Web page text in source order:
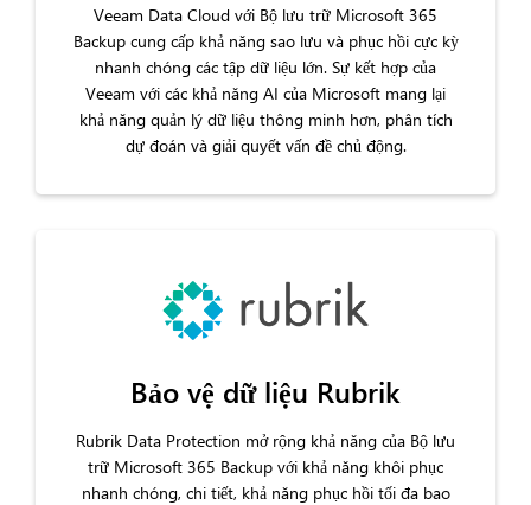
Veeam Data Cloud với Bộ lưu trữ Microsoft 365
Backup cung cấp khả năng sao lưu và phục hồi cực kỳ
nhanh chóng các tập dữ liệu lớn. Sự kết hợp của
Veeam với các khả năng AI của Microsoft mang lại
khả năng quản lý dữ liệu thông minh hơn, phân tích
dự đoán và giải quyết vấn đề chủ động.
Bảo vệ dữ liệu Rubrik
Rubrik Data Protection mở rộng khả năng của Bộ lưu
trữ Microsoft 365 Backup với khả năng khôi phục
nhanh chóng, chi tiết, khả năng phục hồi tối đa bao